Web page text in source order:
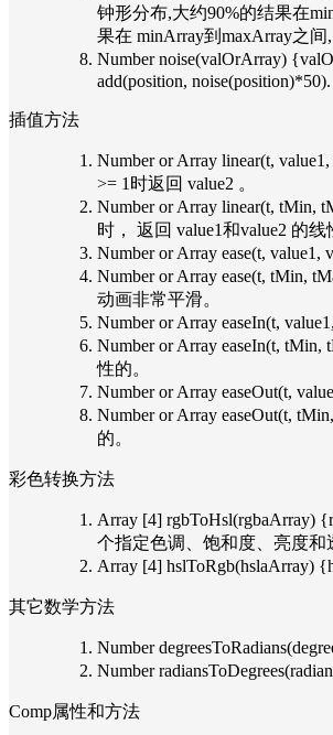
钟形分布,大约90%的结果在
果在 minArray到maxArray之
Number noise(valOrArray)
add(position, noise(position)*50).
插值方法
Number or Array linear(t,
>= 1时返回 value2 。
Number or Array linear(t, tMin,
时， 返回 value1和value2 的线
Number or Array ease(t,
Number or Array ease(t, tMin,
动画非常平滑。
Number or Array easeIn(t,
Number or Array easeIn(t,
性的。
Number or Array easeOut(t,
Number or Array easeOut(t,
的。
彩色转换方法
Array [4]
个指定色调、饱和度、亮度和
Array [4] hslToRgb(hslaArray)
其它数学方法
Number
Number
Comp属性和方法